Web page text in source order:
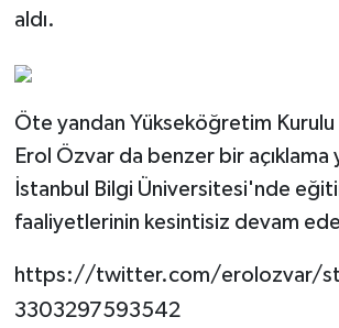
aldı.
Öte yandan Yükseköğretim Kurulu
Erol Özvar da benzer bir açıklama
İstanbul Bilgi Üniversitesi'nde
faaliyetlerinin kesintisiz devam
https://twitter.com/erolozvar/
3303297593542